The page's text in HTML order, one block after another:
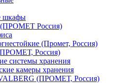
шкафы
(ПРОМЕТ Россия)
(Промет, Россия)
Россия)
системы хранения
камеры хранения
(ПРОМЕТ, Россия)